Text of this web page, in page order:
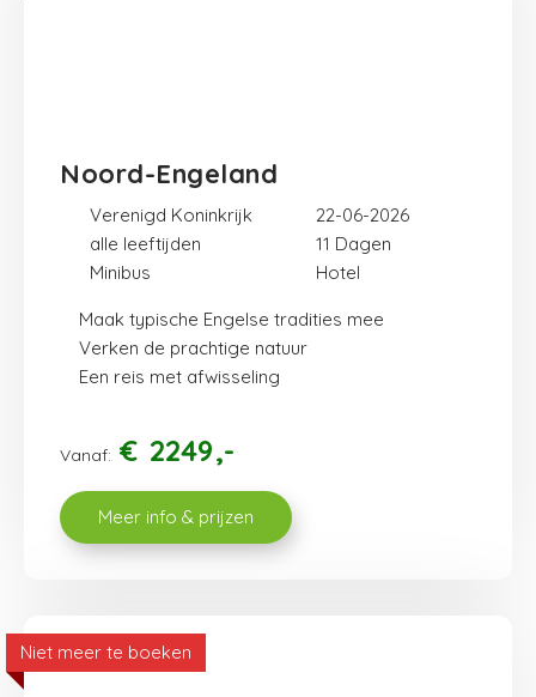
Noord-Engeland
alle leeftijden 11
22-06-2026
Minibus Hotel
Verenigd Koninkrijk
Maak typische Engelse tradities mee
Verken de prachtige natuur
Een reis met afwisseling
Vanaf: € 2249
Meer info & prijzen
Niet meer te boeken